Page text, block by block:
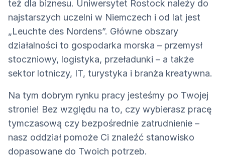
też dla biznesu. Uniwersytet Rostock należy do
najstarszych uczelni w Niemczech i od lat jest
„Leuchte des Nordens”. Główne obszary
działalności to gospodarka morska – przemysł
stoczniowy, logistyka, przeładunki – a także
sektor lotniczy, IT, turystyka i branża kreatywna.
Na tym dobrym rynku pracy jesteśmy po Twojej
stronie! Bez względu na to, czy wybierasz pracę
tymczasową czy bezpośrednie zatrudnienie –
nasz oddział pomoże Ci znaleźć stanowisko
dopasowane do Twoich potrzeb.